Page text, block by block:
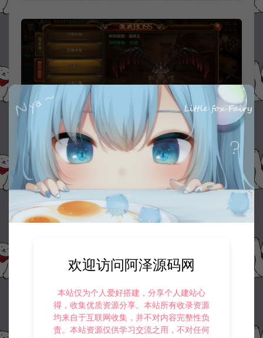
欢迎访问阿泽源码网
本站仅为个人爱好搭建，分享个人建站心
得，收集优质资源分享。本站所有收录资源
均来自于互联网收集，并不对内容完整性负
责。本站资源仅供学习交流之用，不对任何